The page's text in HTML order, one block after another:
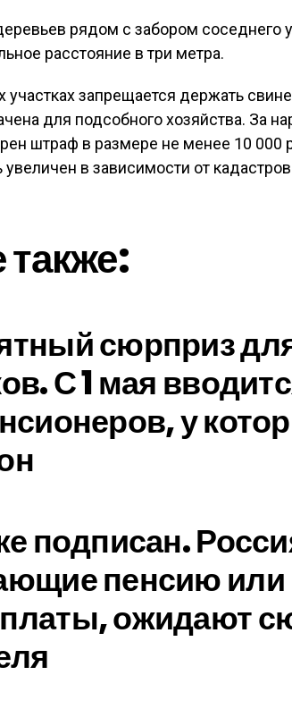
рядом с забором соседнего
расстояние в три метра.
запрещается держать
для подсобного хозяйства. За
штраф в размере не менее 10 000
в зависимости от
также:
сюрприз
С 1 мая
у
подписан.
пенсию или
ожидают